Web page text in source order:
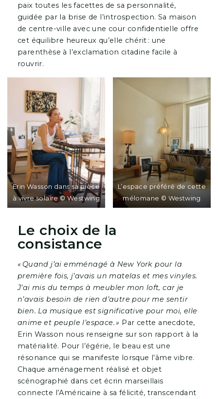
paix toutes les facettes de sa personnalité,
guidée par la brise de l’introspection. Sa maison
de centre-ville avec une cour confidentielle offre
cet équilibre heureux qu’elle chérit : une
parenthèse à l’exclamation citadine facile à
rouvrir.
Erin Wasson dans sa pièce
à vivre solaire © Westwing
L’espace préféré de cette
mélomane © Westwing
Le choix de la
consistance
« Quand j’ai emménagé à New York pour la
première fois, j’avais un matelas et mes vinyles.
J’ai mis du temps à meubler mon loft, car je
n’avais besoin de rien d’autre pour me sentir
bien. La musique est significative pour moi, elle
anime et peuple l’espace. » Par cette anecdote,
Erin Wasson nous renseigne sur son rapport à la
matérialité. Pour l’égérie, le beau est une
résonance qui se manifeste lorsque l’âme vibre.
Chaque aménagement réalisé et objet
scénographié dans cet écrin marseillais
connecte l’Américaine à sa félicité, transcendant